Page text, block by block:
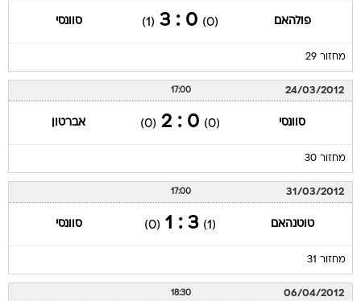
פולהאם (0)
0 : 3
(1) סוונסי
מחזור 29
24/03/2012
17:00
סוונסי (0)
0 : 2
(0) אברטון
מחזור 30
31/03/2012
17:00
טוטנהאם (1)
3 : 1
(0) סוונסי
מחזור 31
06/04/2012
18:30